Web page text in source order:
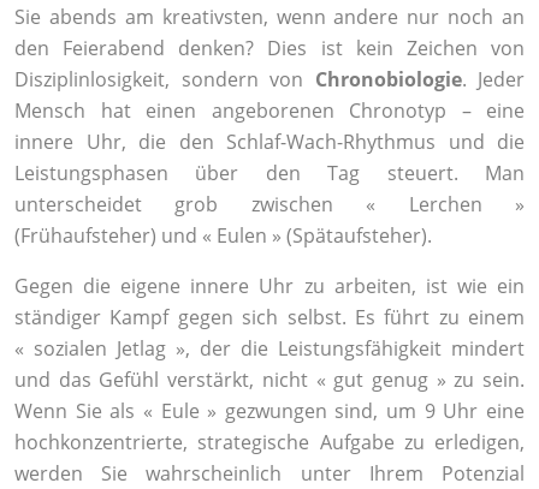
Sie abends am kreativsten, wenn andere nur noch an
den Feierabend denken? Dies ist kein Zeichen von
Disziplinlosigkeit, sondern von Chronobiologie. Jeder
Mensch hat einen angeborenen Chronotyp – eine
innere Uhr, die den Schlaf-Wach-Rhythmus und die
Leistungsphasen über den Tag steuert. Man
unterscheidet grob zwischen « Lerchen »
(Frühaufsteher) und « Eulen » (Spätaufsteher).
Gegen die eigene innere Uhr zu arbeiten, ist wie ein
ständiger Kampf gegen sich selbst. Es führt zu einem
« sozialen Jetlag », der die Leistungsfähigkeit mindert
und das Gefühl verstärkt, nicht « gut genug » zu sein.
Wenn Sie als « Eule » gezwungen sind, um 9 Uhr eine
hochkonzentrierte, strategische Aufgabe zu erledigen,
werden Sie wahrscheinlich unter Ihrem Potenzial